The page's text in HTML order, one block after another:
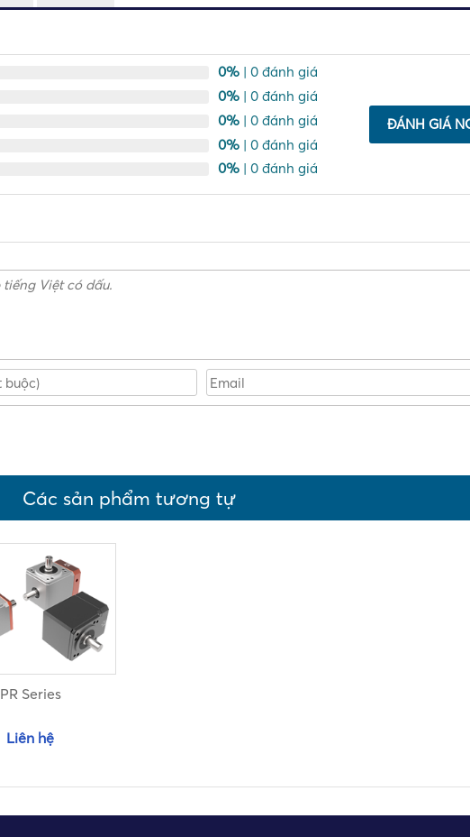
0% | 0 đánh giá
0% | 0 đánh giá
0% | 0 đánh giá
0% | 0 đánh giá
0% | 0 đánh giá
ĐÁNH GIÁ
Các sản phẩm tương tự
PR Series
Liên hệ